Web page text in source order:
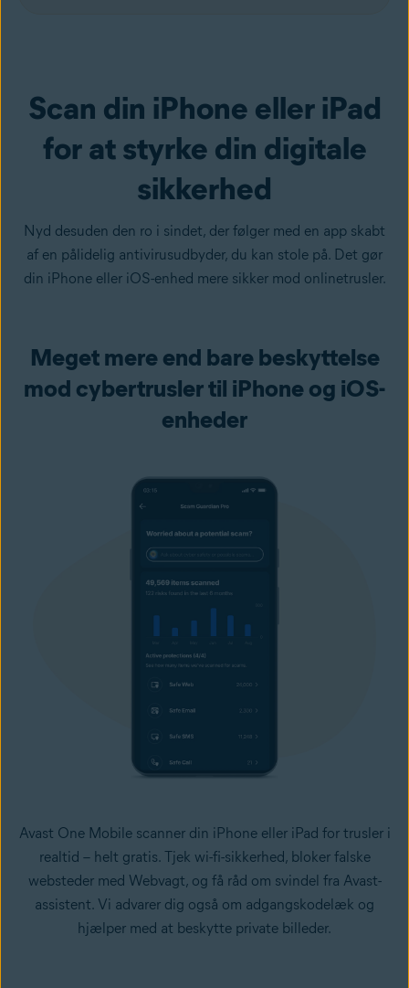
Scan din iPhone eller iPad
for at styrke din digitale
sikkerhed
Nyd desuden den ro i sindet, der følger med en app skabt
af en pålidelig antivirusudbyder, du kan stole på. Det gør
din iPhone eller iOS-enhed mere sikker mod onlinetrusler.
Meget mere end bare beskyttelse
mod cybertrusler til iPhone og iOS-
enheder
Avast One Mobile scanner din iPhone eller iPad for trusler i
realtid – helt gratis. Tjek wi-fi-sikkerhed, bloker falske
websteder med Webvagt, og få råd om svindel fra Avast-
assistent. Vi advarer dig også om adgangskodelæk og
hjælper med at beskytte private billeder.